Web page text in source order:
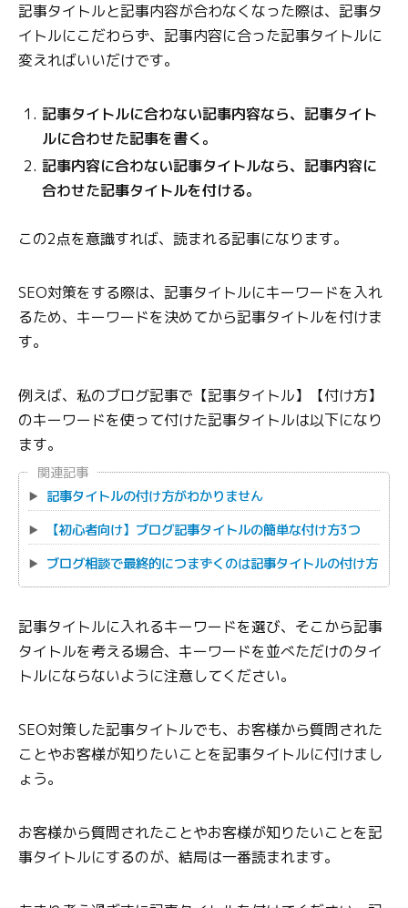
記事タイトルと記事内容が合わなくなった際は、記事タ
イトルにこだわらず、記事内容に合った記事タイトルに
変えればいいだけです。
記事タイトルに合わない記事内容なら、記事タイト
ルに合わせた記事を書く。
記事内容に合わない記事タイトルなら、記事内容に
合わせた記事タイトルを付ける。
この2点を意識すれば、読まれる記事になります。
SEO対策をする際は、記事タイトルにキーワードを入れ
るため、キーワードを決めてから記事タイトルを付けま
す。
例えば、私のブログ記事で【記事タイトル】【付け方】
のキーワードを使って付けた記事タイトルは以下になり
ます。
関連記事
記事タイトルの付け方がわかりません
【初心者向け】ブログ記事タイトルの簡単な付け方3つ
ブログ相談で最終的につまずくのは記事タイトルの付け方
記事タイトルに入れるキーワードを選び、そこから記事
タイトルを考える場合、キーワードを並べただけのタイ
トルにならないように注意してください。
SEO対策した記事タイトルでも、お客様から質問された
ことやお客様が知りたいことを記事タイトルに付けまし
ょう。
お客様から質問されたことやお客様が知りたいことを記
事タイトルにするのが、結局は一番読まれます。